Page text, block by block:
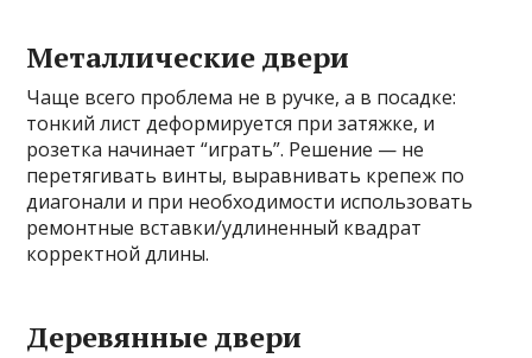
Металлические двери
Чаще всего проблема не в ручке, а в посадке:
тонкий лист деформируется при затяжке, и
розетка начинает “играть”. Решение — не
перетягивать винты, выравнивать крепеж по
диагонали и при необходимости использовать
ремонтные вставки/удлиненный квадрат
корректной длины.
Деревянные двери